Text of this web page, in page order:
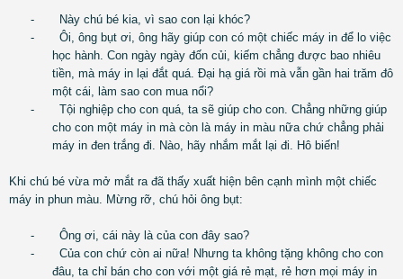
-
Này chú bé kia, vì sao con lại khóc?
-
Ôi, ông bụt ơi, ông hãy giúp con có một chiếc máy in để lo việc
học hành. Con ngày ngày đốn củi, kiếm chẳng được bao nhiêu
tiền, mà máy in lại đắt quá. Đại hạ giá rồi mà vẫn gần hai trăm đô
một cái, làm sao con mua nổi?
-
Tội nghiệp cho con quá, ta sẽ giúp cho con. Chẳng những giúp
cho con một máy in mà còn là máy in màu nữa chứ chẳng phải
máy in đen trắng đi. Nào, hãy nhắm mắt lại đi. Hô biến!
Khi chú bé vừa mở mắt ra đã thấy xuất hiện bên cạnh mình một chiếc
máy in phun màu. Mừng rỡ, chú hỏi ông bụt:
-
Ông ơi, cái này là của con đây sao?
-
Của con chứ còn ai nữa! Nhưng ta không tặng không cho con
đâu, ta chỉ bán cho con với một giá rẻ mạt, rẻ hơn mọi máy in